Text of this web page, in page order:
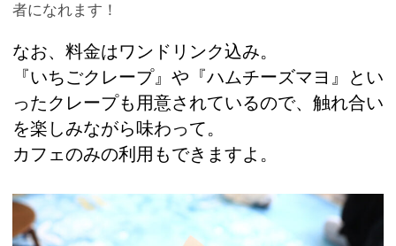
者になれます！
なお、料金はワンドリンク込み。
『いちごクレープ』や『ハムチーズマヨ』とい
ったクレープも用意されているので、触れ合い
を楽しみながら味わって。
カフェのみの利用もできますよ。